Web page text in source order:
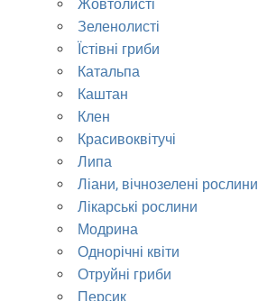
Жовтолисті
Зеленолисті
Їстівні гриби
Катальпа
Каштан
Клен
Красивоквітучі
Липа
Ліани, вічнозелені рослини
Лікарські рослини
Модрина
Однорічні квіти
Отруйні гриби
Персик